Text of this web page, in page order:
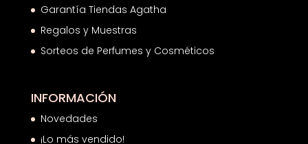
Garantía Tiendas Agatha
Regalos y Muestras
Sorteos de Perfumes y Cosméticos
INFORMACIÓN
Novedades
¡Lo más vendido!